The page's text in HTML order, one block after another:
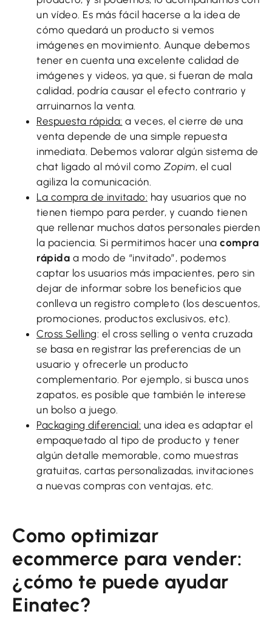
un vídeo. Es más fácil hacerse a la idea de
cómo quedará un producto si vemos
imágenes en movimiento. Aunque debemos
tener en cuenta una excelente calidad de
imágenes y videos, ya que, si fueran de mala
calidad, podría causar el efecto contrario y
arruinarnos la venta.
Respuesta rápida: a veces, el cierre de una
venta depende de una simple repuesta
inmediata. Debemos valorar algún sistema de
chat ligado al móvil como Zopim, el cual
agiliza la comunicación.
La compra de invitado: hay usuarios que no
tienen tiempo para perder, y cuando tienen
que rellenar muchos datos personales pierden
la paciencia. Si permitimos hacer una compra
rápida a modo de “invitado”, podemos
captar los usuarios más impacientes, pero sin
dejar de informar sobre los beneficios que
conlleva un registro completo (los descuentos,
promociones, productos exclusivos, etc).
Cross Selling: el cross selling o venta cruzada
se basa en registrar las preferencias de un
usuario y ofrecerle un producto
complementario. Por ejemplo, si busca unos
zapatos, es posible que también le interese
un bolso a juego.
Packaging diferencial: una idea es adaptar el
empaquetado al tipo de producto y tener
algún detalle memorable, como muestras
gratuitas, cartas personalizadas, invitaciones
a nuevas compras con ventajas, etc.
Como optimizar
ecommerce para vender:
¿cómo te puede ayudar
Einatec?